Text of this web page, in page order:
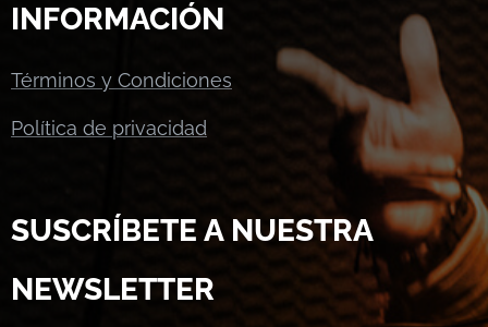
INFORMACIÓN
Términos y Condiciones
Política de privacidad
SUSCRÍBETE A NUESTRA
NEWSLETTER